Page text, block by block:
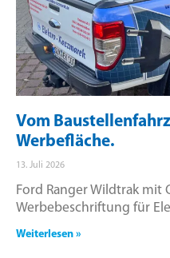
Vom
Werbefläche.
13. Juli 2026
Ford Ranger Wildtrak mit
Werbebeschriftung für
Weiterlesen »